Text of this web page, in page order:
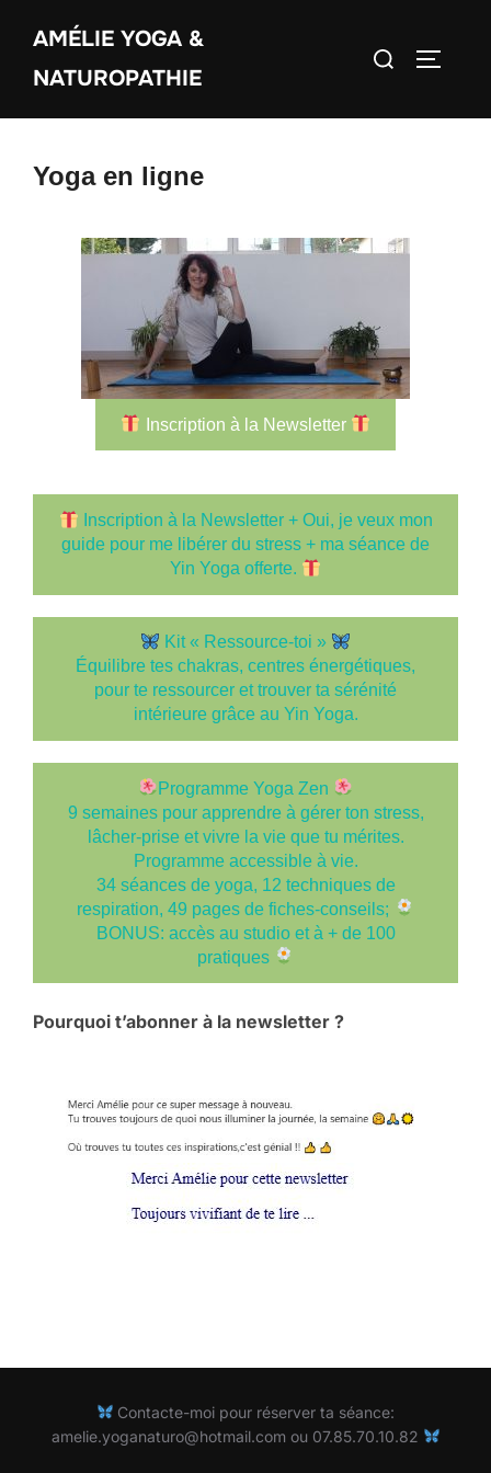
contenu
AMÉLIE YOGA &
NATUROPATHIE
Rechercher :
Yoga en ligne
Inscription à la Newsletter
Inscription à la Newsletter + Oui, je veux mon
guide pour me libérer du stress + ma séance de
Yin Yoga offerte.
Kit « Ressource-toi »
Équilibre tes chakras, centres énergétiques,
pour te ressourcer et trouver ta sérénité
intérieure grâce au Yin Yoga.
Programme Yoga Zen
9 semaines pour apprendre à gérer ton stress,
lâcher-prise et vivre la vie que tu mérites.
Programme accessible à vie.
34 séances de yoga, 12 techniques de
respiration, 49 pages de fiches-conseils;
BONUS: accès au studio et à + de 100
pratiques
Pourquoi t’abonner à la newsletter ?
Contacte-moi pour réserver ta séance:
amelie.yoganaturo@hotmail.com ou 07.85.70.10.82